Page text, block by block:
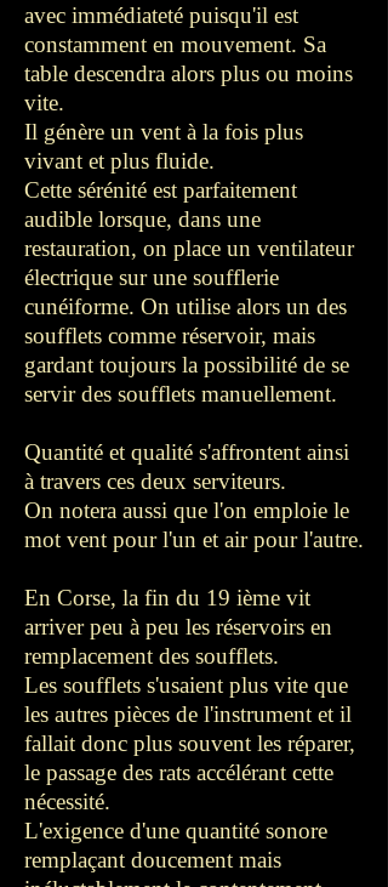
avec immédiateté puisqu'il est
constamment en mouvement. Sa
table descendra alors plus ou moins
vite.
Il génère un vent à la fois plus
vivant et plus fluide.
Cette sérénité est parfaitement
audible lorsque, dans une
restauration, on place un ventilateur
électrique sur une soufflerie
cunéiforme. On utilise alors un des
soufflets comme réservoir, mais
gardant toujours la possibilité de se
servir des soufflets manuellement.
Quantité et qualité s'affrontent ainsi
à travers ces deux serviteurs.
On notera aussi que l'on emploie le
mot vent pour l'un et air pour l'autre.
En Corse, la fin du 19 ième vit
arriver peu à peu les réservoirs en
remplacement des soufflets.
Les soufflets s'usaient plus vite que
les autres pièces de l'instrument et il
fallait donc plus souvent les réparer,
le passage des rats accélérant cette
nécessité.
L'exigence d'une quantité sonore
remplaçant doucement mais